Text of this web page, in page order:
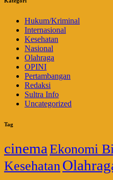
Hukum/Kriminal
Internasional
Kesehatan
Nasional
Olahraga
OPINI
Pertambangan
Redaksi
Sultra Info
Uncategorized
Tag
cinema Ekonomi
Kesehatan